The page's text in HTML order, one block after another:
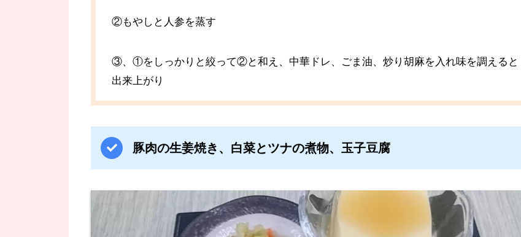
②もやしと人参を蒸す
③、①をしっかりと絞って②と和え、中華ドレ、ごま油、炒り胡麻を入れ味を調えると
出来上がり
豚肉の生姜焼き、白菜とツナの煮物、玉子豆腐